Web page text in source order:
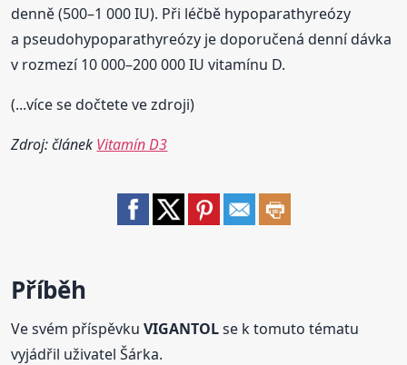
denně (500–1 000 IU). Při léčbě hypoparathyreózy
a pseudohypoparathyreózy je doporučená denní dávka
v rozmezí 10 000–200 000 IU vitamínu D.
(...více se dočtete ve zdroji)
Zdroj: článek Vitamín D3
Příběh
Ve svém příspěvkuVIGANTOLse k tomuto tématu
vyjádřil uživatel Šárka.